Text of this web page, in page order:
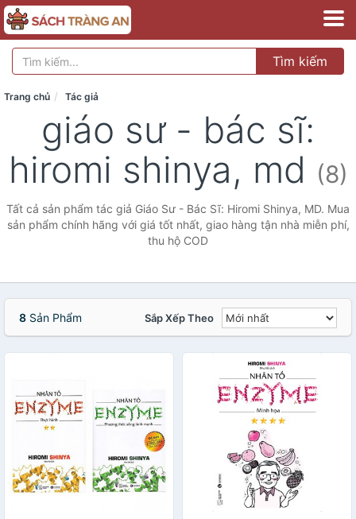
Tìm kiếm
Trang chủ Tác giả
giáo sư - bác sĩ:
hiromi shinya, md (8)
Tất cả sản phẩm tác giả Giáo Sư - Bác Sĩ: Hiromi Shinya, MD. Mua
sản phẩm chính hãng với giá tốt nhất, giao hàng tận nhà miễn phí,
thu hộ COD
8 Sản Phẩm Sắp Xếp Theo